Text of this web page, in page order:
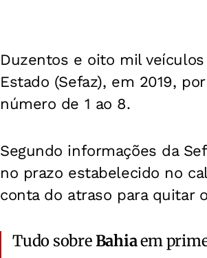
Duzentos e oito mil
Estado (Sefaz), em 2019,
número de 1 ao 8.
Segundo informações da
no prazo estabelecido no
conta do atraso para quitar
Tudo sobreBahiaem